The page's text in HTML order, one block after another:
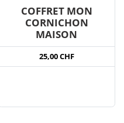
COFFRET MON
CORNICHON
MAISON
25,00 CHF